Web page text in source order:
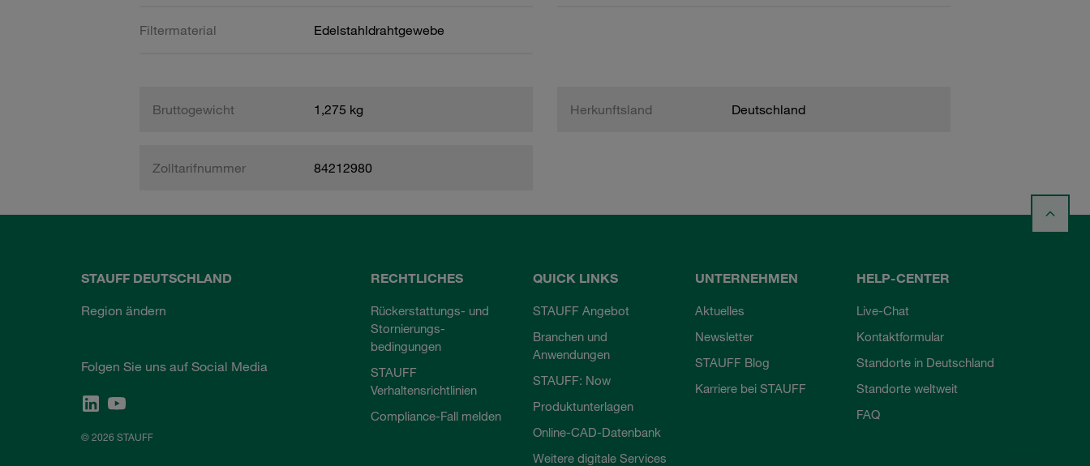
Filtermaterial Edelstahldrahtgewebe
Bruttogewicht 1,275 kg Herkunftsland Deutschland
Zolltarifnummer 84212980
STAUFF DEUTSCHLAND
Region ändern
Folgen Sie uns auf Social Media
© 2026 STAUFF
RECHTLICHES
Rückerstattungs- und
Stornierungs-
bedingungen
STAUFF
Verhaltensrichtlinien
Compliance-Fall melden
QUICK LINKS
STAUFF Angebot
Branchen und
Anwendungen
STAUFF: Now
Produktunterlagen
Online-CAD-Datenbank
Weitere digitale Services
UNTERNEHMEN
Aktuelles
Newsletter
STAUFF Blog
Karriere bei STAUFF
HELP-CENTER
Live-Chat
Kontaktformular
Standorte in Deutschland
Standorte weltweit
FAQ